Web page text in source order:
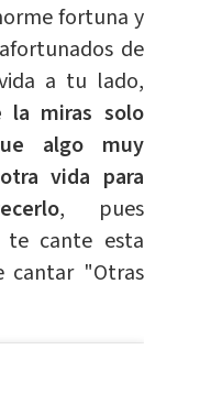
fortuna y
de
a tu lado,
la miras solo
algo muy
vida para
, pues
te cante esta
cantar "Otras